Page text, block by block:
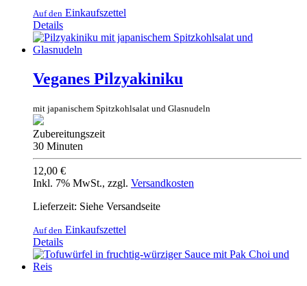
Auf den Einkaufszettel
Details
Veganes Pilzyakiniku
mit japanischem Spitzkohlsalat und Glasnudeln
Zubereitungszeit
30 Minuten
12,00 €
Inkl. 7% MwSt., zzgl. Versandkosten
Lieferzeit: Siehe Versandseite
Auf den Einkaufszettel
Details